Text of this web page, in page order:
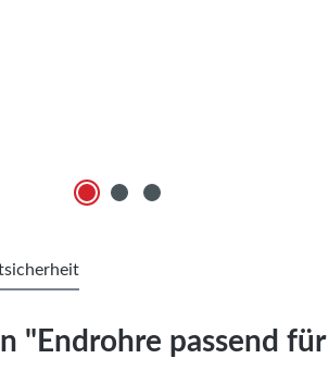
"Endrohre passend